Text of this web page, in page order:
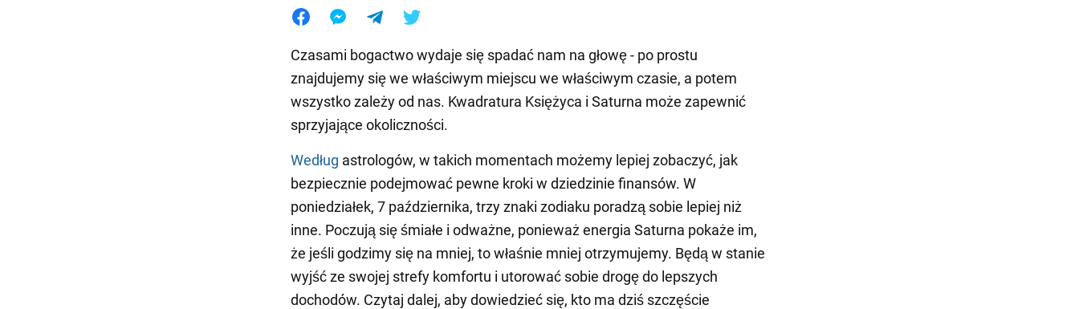
Czasami bogactwo wydaje się spadać nam na głowę - po prostu
znajdujemy się we właściwym miejscu we właściwym czasie, a potem
wszystko zależy od nas. Kwadratura Księżyca i Saturna może zapewnić
sprzyjające okoliczności.
Według astrologów, w takich momentach możemy lepiej zobaczyć, jak
bezpiecznie podejmować pewne kroki w dziedzinie finansów. W
poniedziałek, 7 października, trzy znaki zodiaku poradzą sobie lepiej niż
inne. Poczują się śmiałe i odważne, ponieważ energia Saturna pokaże im,
że jeśli godzimy się na mniej, to właśnie mniej otrzymujemy. Będą w stanie
wyjść ze swojej strefy komfortu i utorować sobie drogę do lepszych
dochodów. Czytaj dalej, aby dowiedzieć się, kto ma dziś szczęście